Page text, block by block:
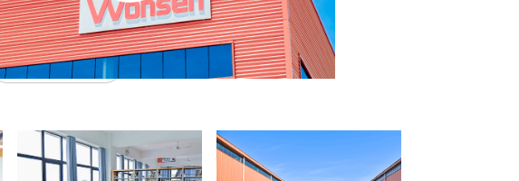
资质证书